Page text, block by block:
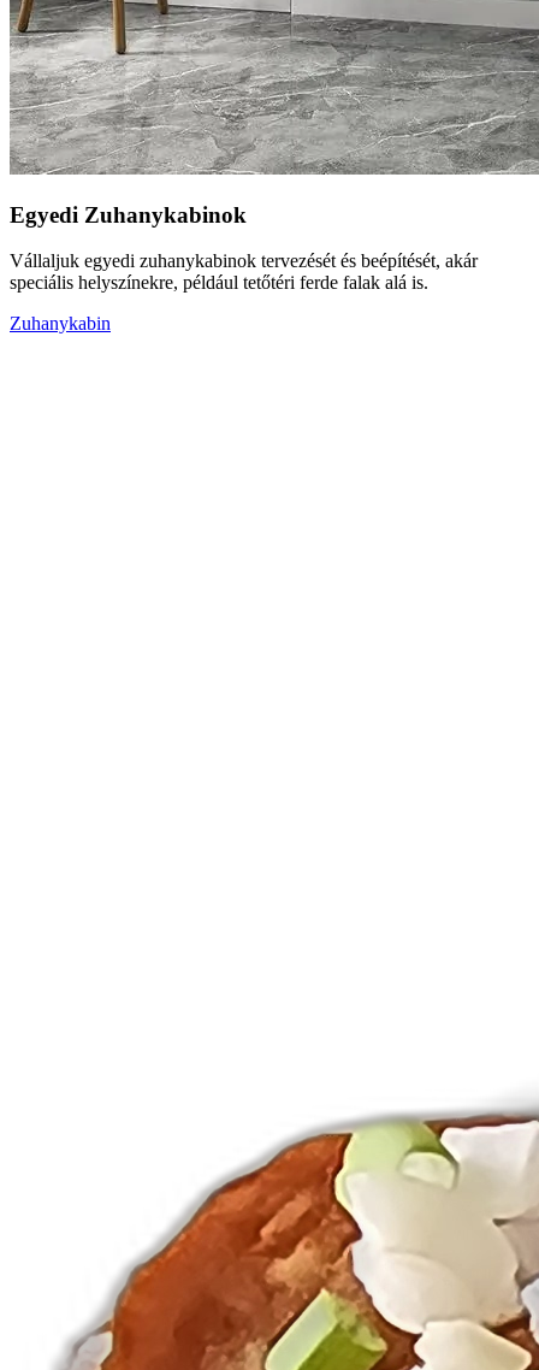
Egyedi Zuhanykabinok
Vállaljuk egyedi zuhanykabinok tervezését és beépítését, akár
speciális helyszínekre, például tetőtéri ferde falak alá is.
Zuhanykabin